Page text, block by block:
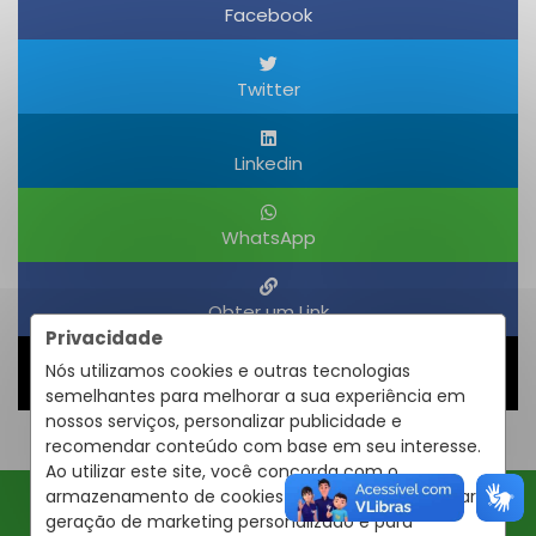
Privacidade
Nós utilizamos cookies e outras tecnologias
semelhantes para melhorar a sua experiência em
nossos serviços, personalizar publicidade e
recomendar conteúdo com base em seu interesse.
Ao utilizar este site, você concorda com o
armazenamento de cookies em seu dispositivo para
geração de marketing personalizado e para
Facebook
Twitter
Linkedin
WhatsApp
Obter um Link
Compartilhar